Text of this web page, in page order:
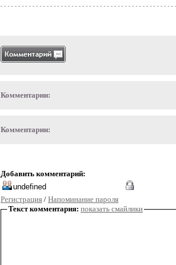
Комментарии:
Комментарии:
Добавить комментарий:
Регистрация / Напоминание пароля
Текст комментария: показать смайлики